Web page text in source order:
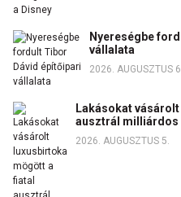
Nyereségbe
vállalata
2026. AUGUSZTUS
Lakásokat
ausztrál milliárdos
2026. AUGUSZTUS 5.